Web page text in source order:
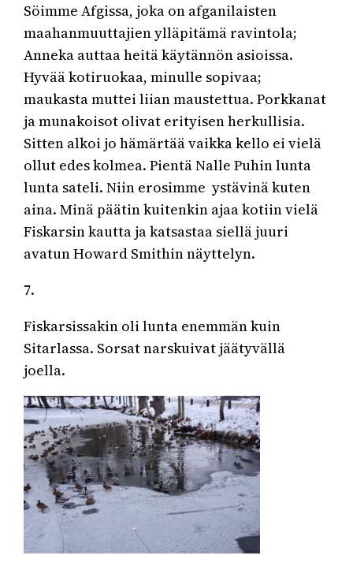
Söimme Afgissa, joka on afganilaisten
maahanmuuttajien ylläpitämä ravintola;
Anneka auttaa heitä käytännön asioissa.
Hyvää kotiruokaa, minulle sopivaa;
maukasta muttei liian maustettua. Porkkanat
ja munakoisot olivat erityisen herkullisia.
Sitten alkoi jo hämärtää vaikka kello ei vielä
ollut edes kolmea. Pientä Nalle Puhin lunta
lunta sateli. Niin erosimme ystävinä kuten
aina. Minä päätin kuitenkin ajaa kotiin vielä
Fiskarsin kautta ja katsastaa siellä juuri
avatun Howard Smithin näyttelyn.
7.
Fiskarsissakin oli lunta enemmän kuin
Sitarlassa. Sorsat narskuivat jäätyvällä
joella.